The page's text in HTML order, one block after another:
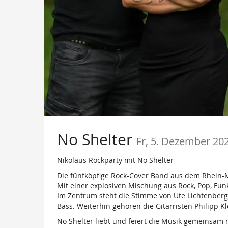
No Shelter Fr, 5. Dezember
Nikolaus Rockparty mit No Shelter
Die fünfköpfige Rock-Cover Band aus dem
Mit einer explosiven Mischung aus Rock, Pop,
Im Zentrum steht die Stimme von Ute
Bass. Weiterhin gehören die Gitarristen Philipp
No Shelter liebt und feiert die Musik gemeinsam